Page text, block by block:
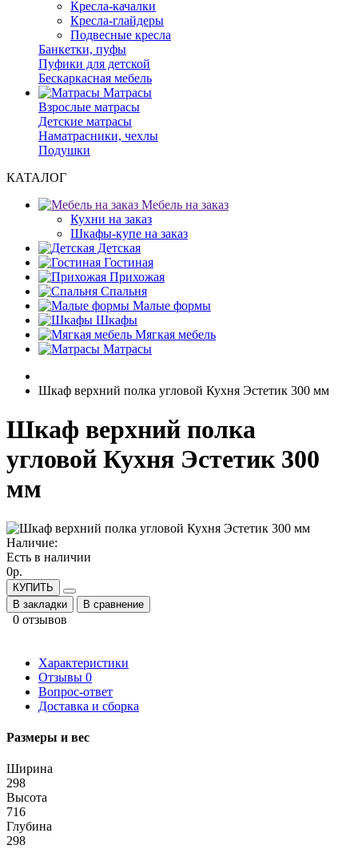
Кресла-качалки
Кресла-глайдеры
Подвесные кресла
Банкетки, пуфы
Пуфики для детской
Бескаркасная мебель
Матрасы
Взрослые матрасы
Детские матрасы
Наматрасники, чехлы
Подушки
КАТАЛОГ
Мебель на заказ
Кухни на заказ
Шкафы-купе на заказ
Детская
Гостиная
Прихожая
Спальня
Малые формы
Шкафы
Мягкая мебель
Матрасы
Шкаф верхний полка угловой Кухня Эстетик 300 мм
Шкаф верхний полка
угловой Кухня Эстетик 300
мм
Наличие:
Есть в наличии
0р.
КУПИТЬ
В закладки
В сравнение
0 отзывов
Характеристики
Отзывы 0
Вопрос-ответ
Доставка и сборка
Размеры и вес
Ширина
298
Высота
716
Глубина
298